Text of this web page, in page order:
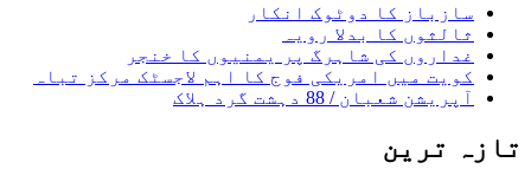
سازباز کا دوٹوک انکار
ثالثوں کا بدلا رویہ
غداروں کی شاہرگ پر یمنیوں کا خنجر
کویت میں امریکی فوج کا اہم لاجسٹک مرکز تباہ
آپریشن شعبان / 88 دہشت گرد ہلاک
تازہ ترین